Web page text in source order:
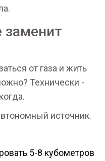
заменит
от газа и жить
Технически -
источник.
5-8 кубометров